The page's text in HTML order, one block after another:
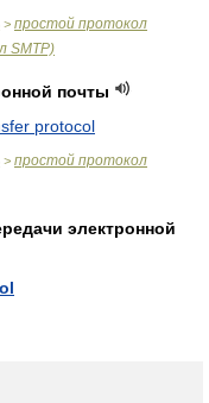
> простой протокол
SMTP)
почты
protocol
> простой протокол
электронной